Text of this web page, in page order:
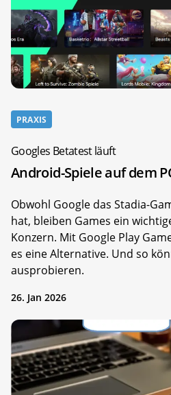
PRAXIS
Googles Betatest läuft
Android-Spiele auf dem
Obwohl Google das Stadia-
hat, bleiben Games ein
Konzern. Mit Google Play
es eine Alternative. Und so
ausprobieren.
26. Jan 2026